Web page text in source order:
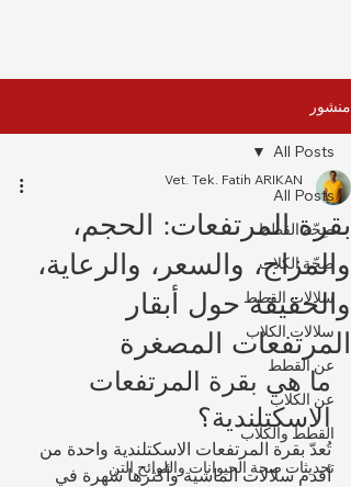
منشور
All Posts
صِحّة القطط
صِحّة الكلاب
سلالات القطط
سلالات الكلاب
عن القطط
عن الكلاب
القطط والكلاب
تحديثات صحة الحيوانات واللوائح التن
All Posts
بقرة المرتفعات: الحجم،
والمزاج، والسعر، والرعاية،
والحقيقة حول أبقار
المرتفعات المصغرة
Vet. Tek. Fatih ARIKAN
ما هي بقرة المرتفعات
الاسكتلندية؟
تُعدّ بقرة المرتفعات الاسكتلندية واحدة من
أقدم سلالات الماشية وأكثرها شهرة في